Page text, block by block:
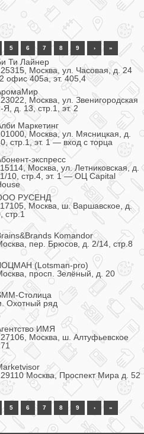
5 6 7 8 9 › »
Ти Лайнер
Москва, ул. Часовая, д. 24
офис 405а, эт. 405,4
Москва, ул. Звенигородская
Я, д. 13, стр.1, эт. 2
Маркетинг
Москва, ул. Мясницкая, д.
стр.1, эт. 1 — вход с торца
экспресс
Москва, ул. Летниковская, д.
10, стр.4, эт. 1 — ОЦ Capital
РУСЕНД
Москва, ш. Варшавское, д.
стр.1
Komandor
пер. Брюсов, д. 2/14, стр.8
(Lotsman-pro)
просп. Зелёный, д. 20
Столица
Охотный ряд
ИМЯ
Москва, ш. Алтуфьевское
Москва, Проспект Мира д. 52
5 6 7 8 9 › »